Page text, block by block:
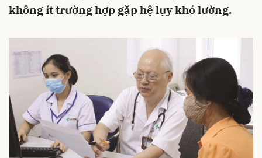
không ít trường hợp gặp hệ lụy khó lường.